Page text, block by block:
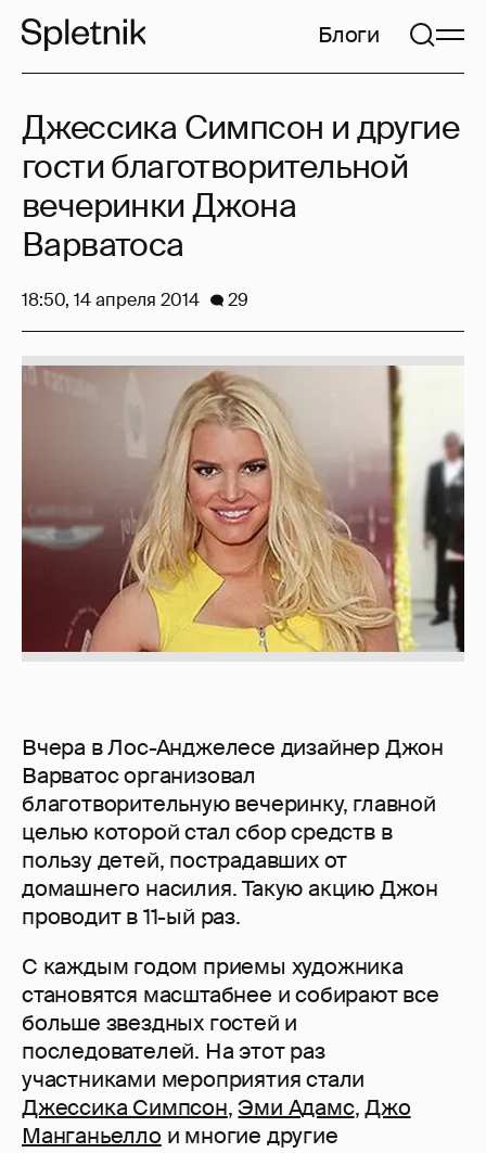
Блоги
Вчера в Лос-Анджелесе дизайнер Джон
Варватос организовал
благотворительную вечеринку, главной
целью которой стал сбор средств в
пользу детей, пострадавших от
домашнего насилия. Такую акцию Джон
проводит в 11-ый раз.
С каждым годом приемы художника
становятся масштабнее и собирают все
больше звездных гостей и
последователей. На этот раз
участниками мероприятия стали
Джессика Симпсон,Эми Адамс,Джо
Манганьелло и многие другие
Джессика Симпсон и другие
гости благотворительной
вечеринки Джона
Варватоса
18:50, 14 апреля 2014 29